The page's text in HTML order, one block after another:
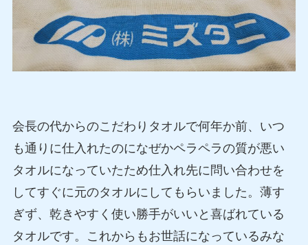
会長の代からのこだわりタオルで何年か前、いつ
も通りに仕入れたのになぜかペラペラの質が悪い
タオルになっていたため仕入れ先に問い合わせを
してすぐに元のタオルにしてもらいました。薄す
ぎず、乾きやすく使い勝手がいいと喜ばれている
タオルです。これからもお世話になっているみな